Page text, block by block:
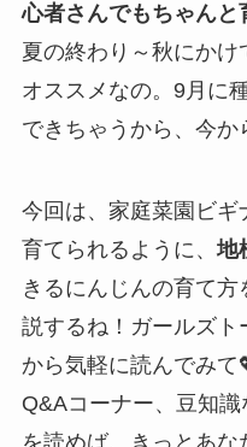
心者さんでもちゃんと
夏の終わり～秋にか
オススメなの。9月に
できちゃうから、今
今回は、家庭菜園ビギ
育てられるように、地
きるにんじんの育て
説するね！ガールズト
から気軽に読んでみ
Q&Aコーナー、豆知